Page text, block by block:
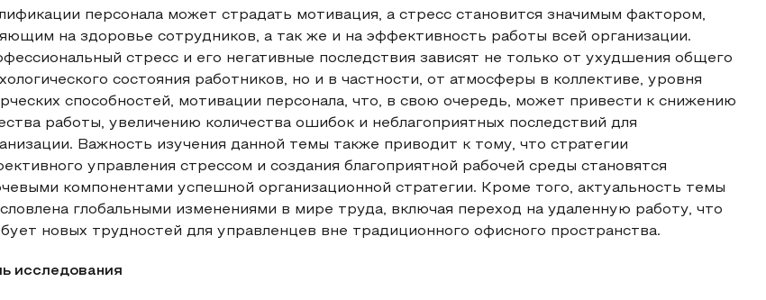
персонала может страдать мотивация, а стресс становится значимым фактором,
на здоровье сотрудников, а так же и на эффективность работы всей организации.
стресс и его негативные последствия зависят не только от ухудшения общего
состояния работников, но и в частности, от атмосферы в коллективе, уровня
способностей, мотивации персонала, что, в свою очередь, может привести к снижению
работы, увеличению количества ошибок и неблагоприятных последствий для
Важность изучения данной темы также приводит к тому, что стратегии
управления стрессом и создания благоприятной рабочей среды становятся
компонентами успешной организационной стратегии. Кроме того, актуальность темы
глобальными изменениями в мире труда, включая переход на удаленную работу, что
новых трудностей для управленцев вне традиционного офисного пространства.
исследования